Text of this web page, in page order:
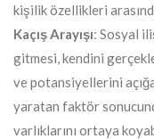
kişilik özellikleri
Kaçış Arayışı: Sosyal
gitmesi, kendini
ve potansiyellerini
yaratan faktör
varlıklarını ortaya